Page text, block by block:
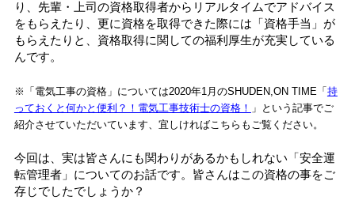
り、先輩・上司の資格取得者からリアルタイムでアドバイス
をもらえたり、更に資格を取得できた際には「資格手当」が
もらえたりと、資格取得に関しての福利厚生が充実している
んです。
※「電気工事の資格」については2020年1月のSHUDEN,ON TIME「 持
っておくと何かと便利？！電気工事技術士の資格！ 」という記事でご
紹介させていただいています、宜しければこちらもご覧ください。
今回は、実は皆さんにも関わりがあるかもしれない「安全運
転管理者」についてのお話です。皆さんはこの資格の事をご
存じでしたでしょうか？